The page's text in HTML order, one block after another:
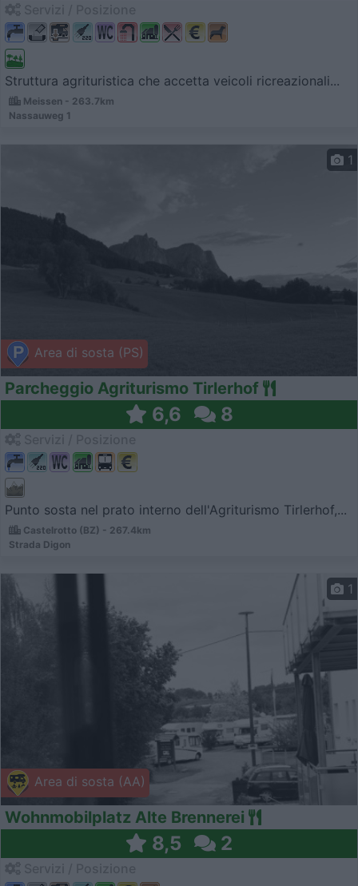
Struttura agrituristica che accetta veicoli ricreazionali...
Meissen - 263.7km
Nassauweg 1
Area di sosta (PS)
1
Parcheggio Agriturismo Tirlerhof
6,6 8
Punto sosta nel prato interno dell'Agriturismo Tirlerhof,...
Castelrotto (BZ) - 267.4km
Strada Digon
Area di sosta (AA)
1
Wohnmobilplatz Alte Brennerei
8,5 2